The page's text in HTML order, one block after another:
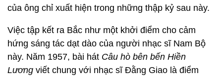
của ông chỉ xuất hiện trong những thập kỷ sau này.
Việc tập kết ra Bắc như một khởi điểm cho cảm
hứng sáng tác dạt dào của người nhạc sĩ Nam Bộ
này. Năm 1957, bài hát Câu hò bên bến Hiền
Lương viết chung với nhạc sĩ Đằng Giao là điểm